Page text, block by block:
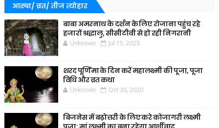
आस्था/ व्रत/ तीज त्‍योहार
बाबा अमरनाथ के दर्शन के लिए रोजाना पहुंच रहे
हजारों श्रद्धालु, सीसीटीवी से हो रही निगरानी
Unknown Jul 15, 2023
शरद पूर्णिमा के दिन करें महालक्ष्मी की पूजा, पूजा
विधि और व्रत कथा
Unknown Oct 30, 2020
बिजनेस में बढ़ोत्तरी के लिए करे कोजागरी लक्ष्मी